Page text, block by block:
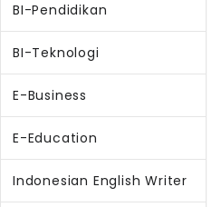
BI-Pendidikan
BI-Teknologi
E-Business
E-Education
Indonesian English Writer